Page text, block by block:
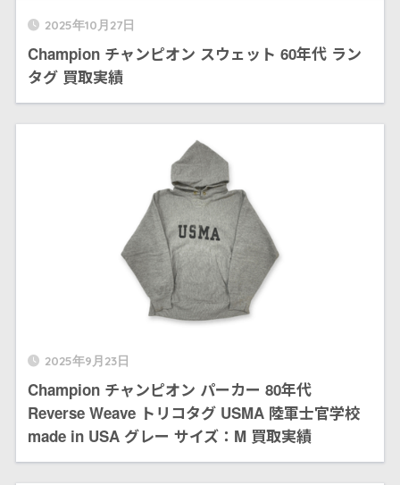
2025年10月27日
Champion チャンピオン スウェット 60年代 ラン
タグ 買取実績
2025年9月23日
Champion チャンピオン パーカー 80年代
Reverse Weave トリコタグ USMA 陸軍士官学校
made in USA グレー サイズ：M 買取実績